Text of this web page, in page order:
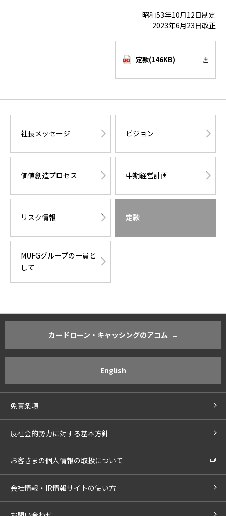
昭和53年10月12日制定
2023年6月23日改正
定款(146KB)
社長メッセージ ビジョン
価値創造プロセス 中期経営計画
リスク情報 定款
MUFGグループの一員と
して
アコムについて
事業内容
コーポレート・ガバナンス
コンプライアンス
株主・投資家のみなさまへ
IRライブラリ
株主還元
個人投資家のみなさまへ
株主さまの個人情報の取扱いに
カードローン・キャッシングのアコム
English
免責条項
反社会的勢力に対する基本方針
お客さまの個人情報の取扱について
会社情報・IR情報サイトの使い方